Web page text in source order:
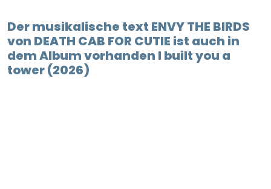
Der musikalische text ENVY THE BIRDS
von DEATH CAB FOR CUTIE ist auch in
dem Album vorhanden I built you a
tower (2026)